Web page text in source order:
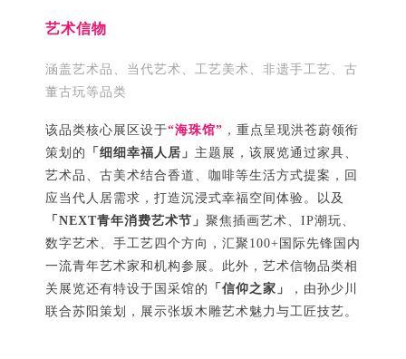
艺术信物
涵盖艺术品、当代艺术、工艺美术、非遗手工艺、古
董古玩等品类
该品类核心展区设于“海珠馆” ，重点呈现洪苍蔚领衔
策划的
「细细幸福人居」 主题展，该展览通过家具、
艺术品、古美术结合香道、咖啡等生活方式提案，回
应当代人居需求，打造沉浸式幸福空间体验。以及
「NEXT青年消费艺术节」 聚焦插画艺术、IP潮玩、
数字艺术、手工艺四个方向，汇聚100+国际先锋国内
一流青年艺术家和机构参展。此外，艺术信物品类相
关展览还有特设于国采馆的
「信仰之家」
，由孙少川
联合苏阳策划，展示张坂木雕艺术魅力与工匠技艺。